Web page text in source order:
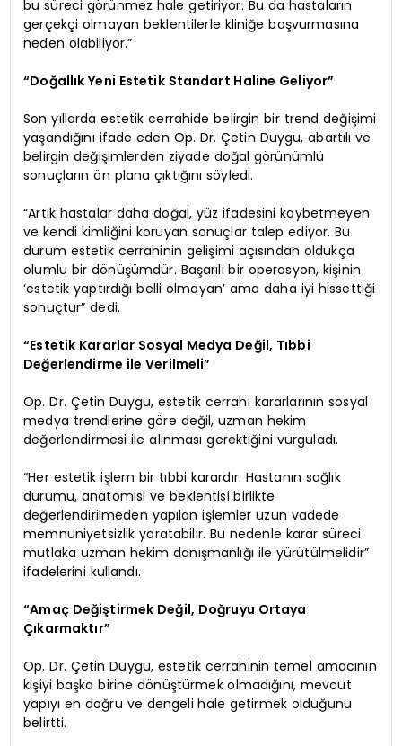
bu süreci görünmez hale getiriyor. Bu da hastaların
gerçekçi olmayan beklentilerle kliniğe başvurmasına
neden olabiliyor.”
“Doğallık Yeni Estetik Standart Haline Geliyor”
Son yıllarda estetik cerrahide belirgin bir trend değişimi
yaşandığını ifade eden Op. Dr. Çetin Duygu, abartılı ve
belirgin değişimlerden ziyade doğal görünümlü
sonuçların ön plana çıktığını söyledi.
“Artık hastalar daha doğal, yüz ifadesini kaybetmeyen
ve kendi kimliğini koruyan sonuçlar talep ediyor. Bu
durum estetik cerrahinin gelişimi açısından oldukça
olumlu bir dönüşümdür. Başarılı bir operasyon, kişinin
‘estetik yaptırdığı belli olmayan’ ama daha iyi hissettiği
sonuçtur” dedi.
“Estetik Kararlar Sosyal Medya Değil, Tıbbi
Değerlendirme ile Verilmeli”
Op. Dr. Çetin Duygu, estetik cerrahi kararlarının sosyal
medya trendlerine göre değil, uzman hekim
değerlendirmesi ile alınması gerektiğini vurguladı.
“Her estetik işlem bir tıbbi karardır. Hastanın sağlık
durumu, anatomisi ve beklentisi birlikte
değerlendirilmeden yapılan işlemler uzun vadede
memnuniyetsizlik yaratabilir. Bu nedenle karar süreci
mutlaka uzman hekim danışmanlığı ile yürütülmelidir”
ifadelerini kullandı.
“Amaç Değiştirmek Değil, Doğruyu Ortaya
Çıkarmaktır”
Op. Dr. Çetin Duygu, estetik cerrahinin temel amacının
kişiyi başka birine dönüştürmek olmadığını, mevcut
yapıyı en doğru ve dengeli hale getirmek olduğunu
belirtti.